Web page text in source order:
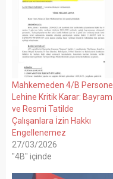
Mahkemeden 4/B Personel
Lehine Kritik Karar: Bayram
ve Resmi Tatilde
Çalışanlara İzin Hakkı
Engellenemez
27/03/2026
"4B" içinde